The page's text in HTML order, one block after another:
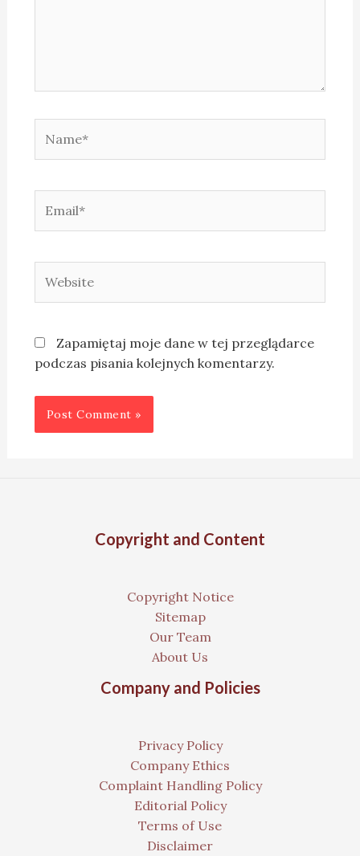
Zapamiętaj moje dane w tej przeglądarce
podczas pisania kolejnych komentarzy.
Copyright and Content
Copyright Notice
Sitemap
Our Team
About Us
Company and Policies
Privacy Policy
Company Ethics
Complaint Handling Policy
Editorial Policy
Terms of Use
Disclaimer